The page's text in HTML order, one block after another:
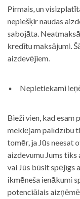
Pirmais, un
nepiešķir naudas
sabojāta.
kredītu maksājumi.
aizdevējiem.
Nepietiekami
Bieži vien, kad esam
meklējam palīdzību
tomēr, ja Jūs neesat
aizdevumu Jums
vai Jūs būsit spējīgs
ikmēneša ienākumi
potenciālais